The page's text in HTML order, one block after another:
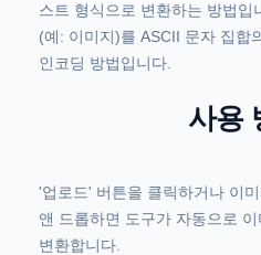
스트 형식으로 변환하는 방법입
(예: 이미지)를 ASCII 문자 집합
인코딩 방법입니다.
사용
'업로드' 버튼을 클릭하거나 이
앤 드롭하면 도구가 자동으로
변환합니다.